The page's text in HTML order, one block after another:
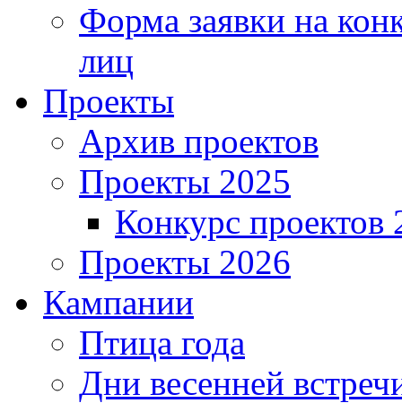
Форма заявки на
лиц
Проекты
Архив проектов
Проекты 2025
Конкурс проектов
Проекты 2026
Кампании
Птица года
Дни весенней